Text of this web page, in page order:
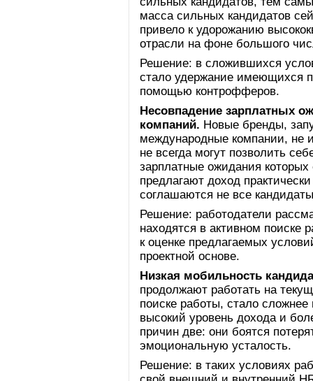
масса сильных кандидатов
привело к удорожанию
отрасли на фоне большого
Решение: в сложившихся
стало удержание имеющихся
помощью контрофферов.
Несовпадение зарплатных
компаний. Новые бренды,
международные компании,
не всегда могут позволить
зарплатные ожидания
предлагают доход
соглашаются не все
Решение: работодатели
находятся в активном поиске
к оценке предлагаемых
проектной основе.
Низкая мобильность
продолжают работать на
поиске работы, стало
высокий уровень дохода и
причин две: они боятся
эмоциональную усталость.
Решение: в таких условиях